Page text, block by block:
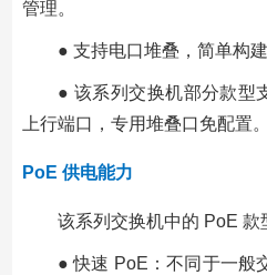
管理。
● 支持电口堆叠，简单构
● 该系列交换机部分款型
上行端口，专用堆叠口免配置。
PoE 供电能力
该系列交换机中的 PoE 款
● 快速 PoE：不同于一般